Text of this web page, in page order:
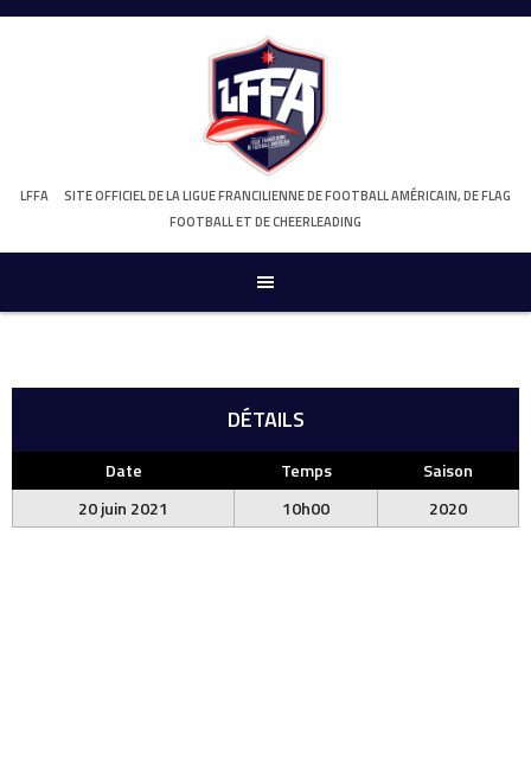
Skip
LFFA
SITE OFFICIEL DE LA LIGUE FRANCILIENNE DE FOOTBALL AMÉRICAIN, DE FLAG
FOOTBALL ET DE CHEERLEADING
DÉTAILS
Date Temps
Saison
20 juin 2021
10h00 2020